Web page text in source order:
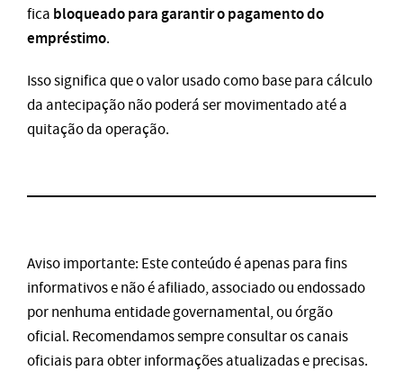
fica bloqueado para garantir o pagamento do
empréstimo.
Isso significa que o valor usado como base para cálculo
da antecipação não poderá ser movimentado até a
quitação da operação.
Aviso importante: Este conteúdo é apenas para fins
informativos e não é afiliado, associado ou endossado
por nenhuma entidade governamental, ou órgão
oficial. Recomendamos sempre consultar os canais
oficiais para obter informações atualizadas e precisas.